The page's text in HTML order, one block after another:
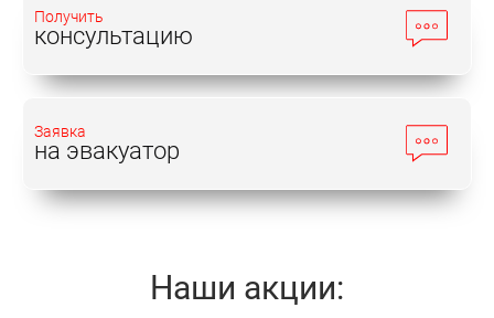
Получить
консультацию
Заявка
на эвакуатор
Наши акции: